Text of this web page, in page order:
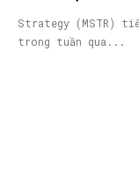
Strategy (MSTR)
trong tuần qua...